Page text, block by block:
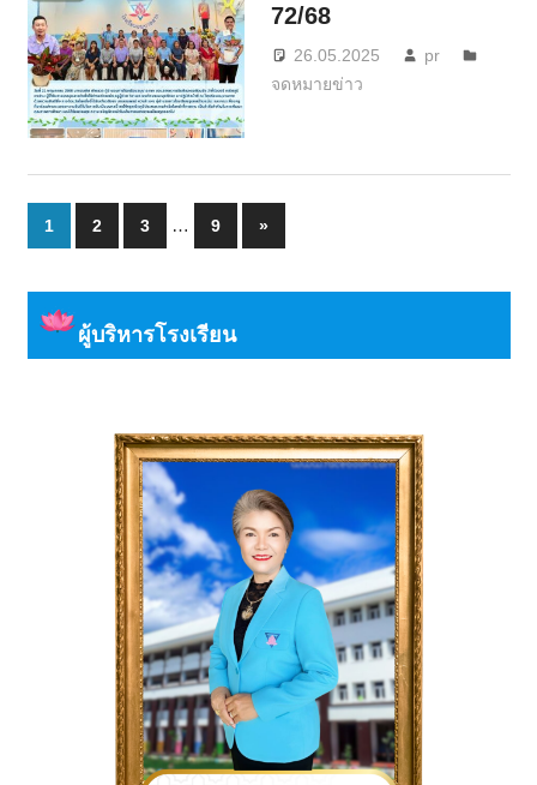
72/68
26.05.2025
pr
จดหมายข่าว
Posts
1 2 3 … 9
Next
Posts
»
ผู้บริหารโรงเรียน